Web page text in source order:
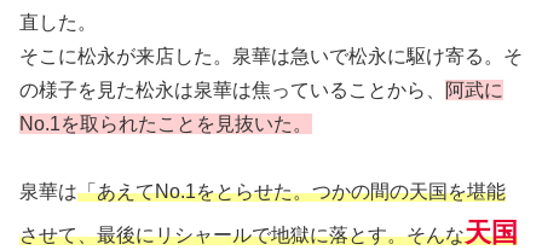
直した。
そこに松永が来店した。泉華は急いで松永に駆け寄る。そ
の様子を見た松永は泉華は焦っていることから、
阿武に
No.1を取られたことを見抜いた。
泉華は「あえてNo.1をとらせた。つかの間の天国を堪能
させて、最後にリシャールで地獄に落とす。そんな天国